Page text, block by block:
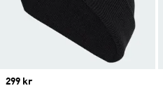
Price
299 kr